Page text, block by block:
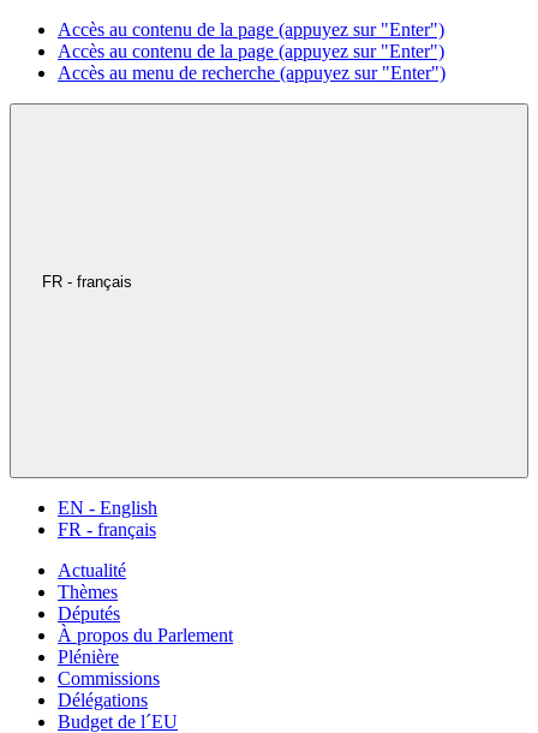
Accès au contenu de la page (appuyez sur "Enter")
Accès au contenu de la page (appuyez sur "Enter")
Accès au menu de recherche (appuyez sur "Enter")
FR - français
EN - English
FR - français
Actualité
Thèmes
Députés
À propos du Parlement
Plénière
Commissions
Délégations
Budget de l´EU